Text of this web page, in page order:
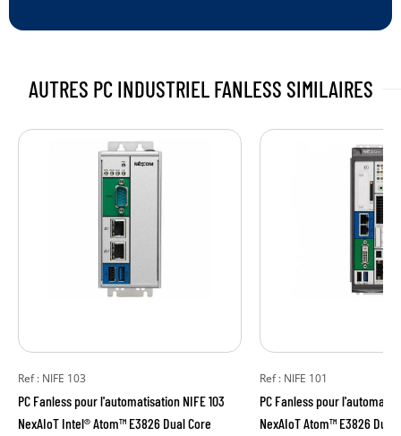
AUTRES PC INDUSTRIEL FANLESS SIMILAIRES
Ref : NIFE 103
PC Fanless pour l'automatisation NIFE 103
NexAIoT Intel® Atom™ E3826 Dual Core
Ref : NIFE 101
PC Fanless pour
NexAIoT Atom™ E3826 Dual